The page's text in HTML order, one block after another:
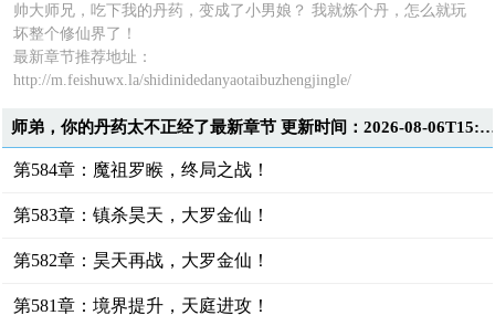
帅大师兄，吃下我的丹药，变成了小男娘？ 我就炼个丹，怎么就玩
坏整个修仙界了！
最新章节推荐地址：
http://m.feishuwx.la/shidinidedanyaotaibuzhengjingle/
师弟，你的丹药太不正经了最新章节 更新时间：
第584章：魔祖罗睺，终局之战！
第583章：镇杀昊天，大罗金仙！
第582章：昊天再战，大罗金仙！
第581章：境界提升，天庭进攻！